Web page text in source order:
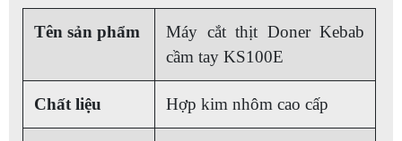
Tên sản phẩm
Máy cắt thịt Doner Kebab
cầm tay KS100E
Chất liệu Hợp kim nhôm cao cấp